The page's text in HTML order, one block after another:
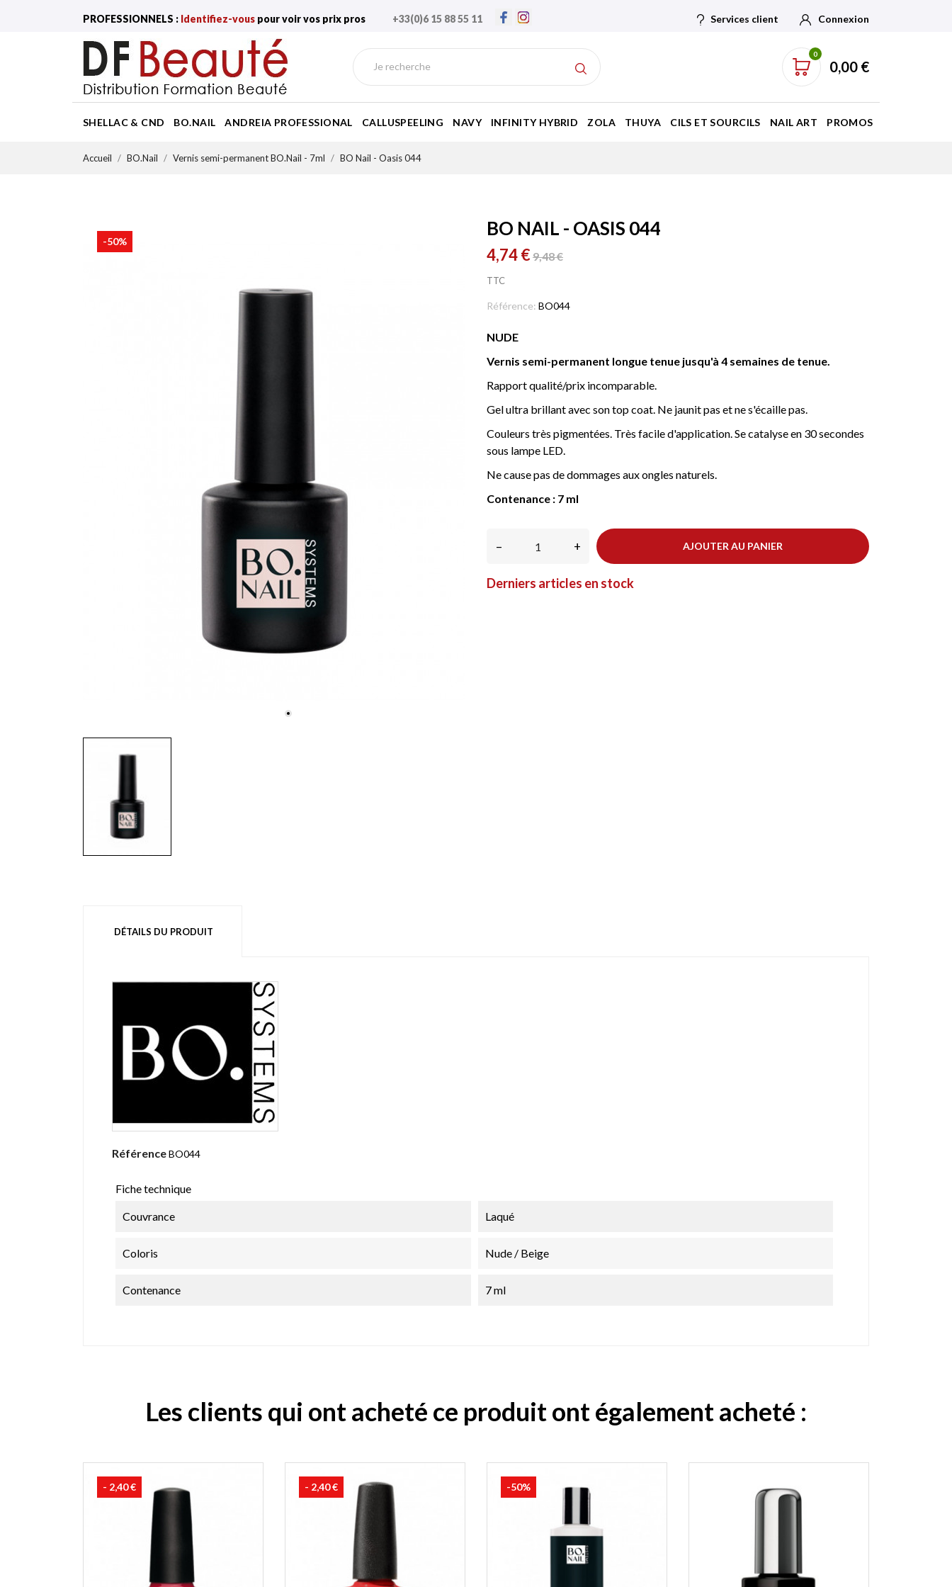
PROFESSIONNELS : Identifiez-vous pour voir vos prix pros +33(0)6 15 88 55 11 Services client Connexion
0
0,00 €
SHELLAC & CND BO.NAIL ANDREIA PROFESSIONAL CALLUSPEELING NAVY INFINITY HYBRID ZOLA THUYA CILS ET SOURCILS NAIL ART PROMOS
Accueil BO.Nail Vernis semi-permanent BO.Nail - 7ml BO Nail - Oasis 044
-50%
BO NAIL - OASIS 044
4,74 €9,48 €
TTC
Référence: BO044
NUDE
Vernis semi-permanent longue tenue jusqu'à 4 semaines de tenue.
Rapport qualité/prix incomparable.
Gel ultra brillant avec son top coat. Ne jaunit pas et ne s'écaille pas.
Couleurs très pigmentées. Très facile d'application. Se catalyse en 30 secondes
sous lampe LED.
Ne cause pas de dommages aux ongles naturels.
Contenance : 7 ml
– + AJOUTER AU PANIER
Derniers articles en stock
DÉTAILS DU PRODUIT
RéférenceBO044
Fiche technique
Couvrance Laqué
Coloris Nude / Beige
Contenance 7 ml
Les clients qui ont acheté ce produit ont également acheté :
- 2,40 € - 2,40 € -50%